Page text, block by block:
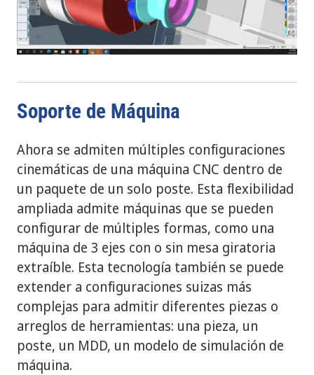
Soporte de Máquina
Ahora se admiten múltiples configuraciones
cinemáticas de una máquina CNC dentro de
un paquete de un solo poste. Esta flexibilidad
ampliada admite máquinas que se pueden
configurar de múltiples formas, como una
máquina de 3 ejes con o sin mesa giratoria
extraíble. Esta tecnología también se puede
extender a configuraciones suizas más
complejas para admitir diferentes piezas o
arreglos de herramientas: una pieza, un
poste, un MDD, un modelo de simulación de
máquina.